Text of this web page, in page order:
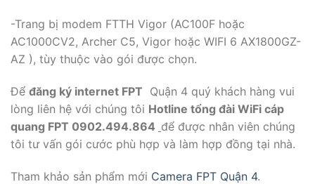
-Trang bị modem FTTH Vigor (AC100F hoặc
AC1000CV2, Archer C5, Vigor hoặc WIFI 6 AX1800GZ-
AZ ), tùy thuộc vào gói được chọn.
Để đăng ký internet FPT Quận 4 quý khách hàng vui
lòng liên hệ với chúng tôi Hotline tổng đài WiFi cáp
quang FPT 0902.494.864 để được nhân viên chúng
tôi tư vấn gói cước phù hợp và làm hợp đồng tại nhà.
Tham khảo sản phẩm mới Camera FPT Quận 4.